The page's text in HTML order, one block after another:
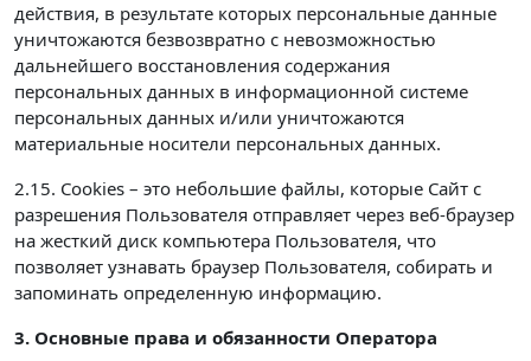
действия, в результате которых персональные данные
уничтожаются безвозвратно с невозможностью
дальнейшего восстановления содержания
персональных данных в информационной системе
персональных данных и/или уничтожаются
материальные носители персональных данных.
2.15. Cookies – это небольшие файлы, которые Сайт с
разрешения Пользователя отправляет через веб-браузер
на жесткий диск компьютера Пользователя, что
позволяет узнавать браузер Пользователя, собирать и
запоминать определенную информацию.
3. Основные права и обязанности Оператора